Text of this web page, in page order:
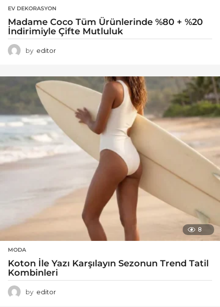
EV DEKORASYON
Madame Coco Tüm Ürünlerinde %80 + %20
İndirimiyle Çifte Mutluluk
by editor
8
MODA
Koton İle Yazı Karşılayın Sezonun Trend Tatil
Kombinleri
by editor